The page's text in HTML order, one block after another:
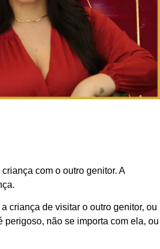
com o outro genitor. A
criança de visitar o outro genitor, ou
não se importa com ela, ou